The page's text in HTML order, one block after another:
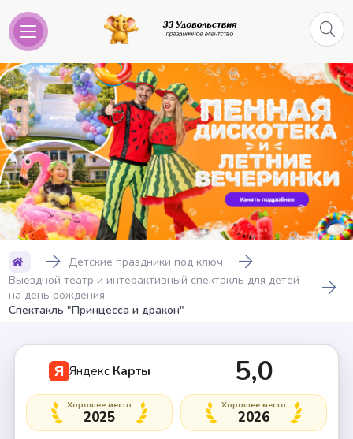
Детские праздники под ключ
Выездной театр и интерактивный спектакль для детей
на день рождения
Cпектакль "Принцесса и дракон"
Я Яндекс Карты 5,0
Хорошее место
2025
Хорошее место
2026